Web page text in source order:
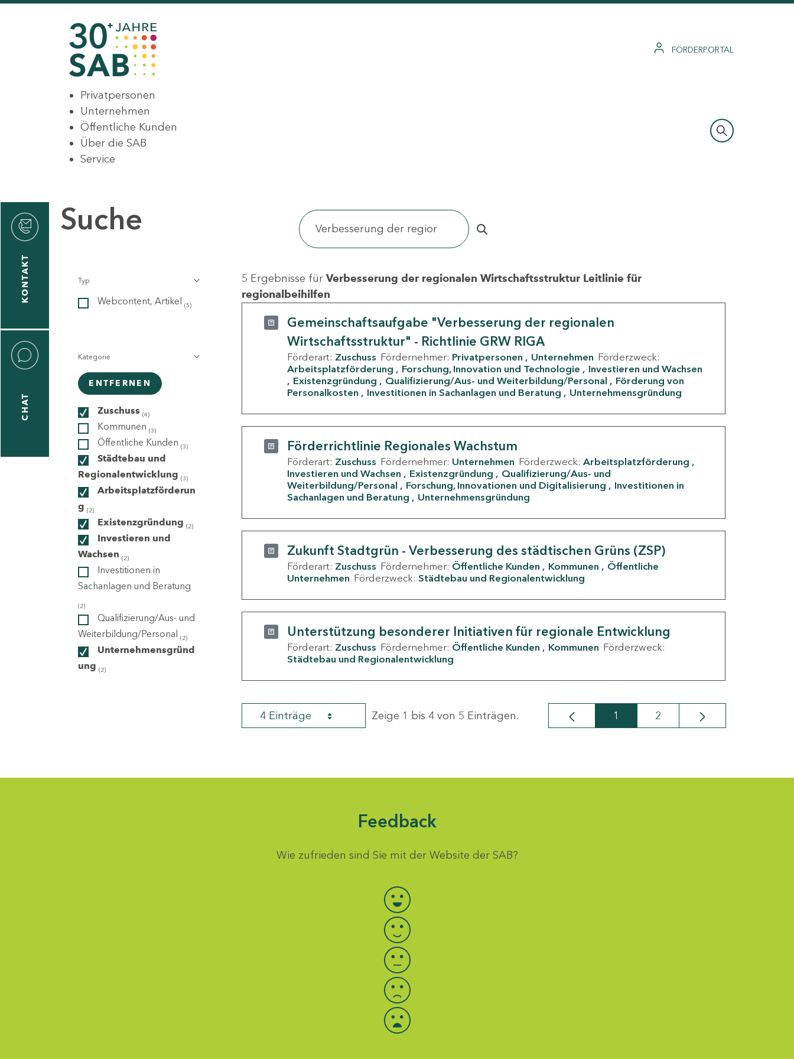
FÖRDERPORTAL
Privatpersonen
Unternehmen
Öffentliche Kunden
Über die SAB
Service
KONTAKT
CHAT
Suche
Typ
Webcontent, Artikel (5)
Kategorie
ENTFERNEN
Zuschuss (4)
Kommunen (3)
Öffentliche Kunden (3)
Städtebau und
Regionalentwicklung (3)
Arbeitsplatzförderun
g (2)
Existenzgründung (2)
Investieren und
Wachsen (2)
Investitionen in
Sachanlagen und Beratung
(2)
Qualifizierung/Aus- und
Weiterbildung/Personal (2)
Unternehmensgründ
ung (2)
5 Ergebnisse für Verbesserung der regionalen Wirtschaftsstruktur Leitlinie für
regionalbeihilfen
Gemeinschaftsaufgabe "Verbesserung der regionalen
Wirtschaftsstruktur" - Richtlinie GRW RIGA
Förderart: Zuschuss Fördernehmer: Privatpersonen Unternehmen Förderzweck:
Arbeitsplatzförderung
Forschung, Innovation und Technologie
Investieren und Wachsen
Existenzgründung
Qualifizierung/Aus- und Weiterbildung/Personal
Förderung von
Personalkosten
Investitionen in Sachanlagen und Beratung Unternehmensgründung
Förderrichtlinie Regionales Wachstum
Förderart: Zuschuss Fördernehmer: Unternehmen Förderzweck: Arbeitsplatzförderung
Investieren und Wachsen
Existenzgründung
Qualifizierung/Aus- und
Weiterbildung/Personal
Forschung, Innovationen und Digitalisierung
Investitionen in
Sachanlagen und Beratung
Unternehmensgründung
Zukunft Stadtgrün - Verbesserung des städtischen Grüns (ZSP)
Förderart: Zuschuss Fördernehmer: Öffentliche Kunden Kommunen
Öffentliche
Unternehmen Förderzweck: Städtebau und Regionalentwicklung
Unterstützung besonderer Initiativen für regionale Entwicklung
Förderart: Zuschuss Fördernehmer: Öffentliche Kunden Kommunen Förderzweck:
Städtebau und Regionalentwicklung
4 Einträge Zeige 1 bis 4 von 5 Einträgen. Seite
1 Seite
2
Feedback
Wie zufrieden sind Sie mit der Website der SAB?
Bewertung auswählen